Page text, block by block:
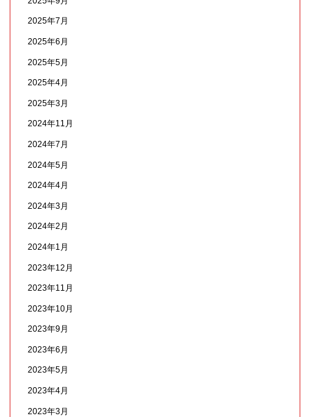
2025年7月
2025年6月
2025年5月
2025年4月
2025年3月
2024年11月
2024年7月
2024年5月
2024年4月
2024年3月
2024年2月
2024年1月
2023年12月
2023年11月
2023年10月
2023年9月
2023年6月
2023年5月
2023年4月
2023年3月